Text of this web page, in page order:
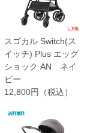
スゴカル Switch(ス
イッチ) Plus エッグ
ショック AN ネイ
ビー
12,800円（税込）